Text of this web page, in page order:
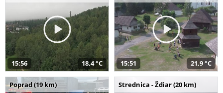
15:56 18,4 °C 15:51 21,9 °C
Poprad (19 km) Strednica - Ždiar (20 km)